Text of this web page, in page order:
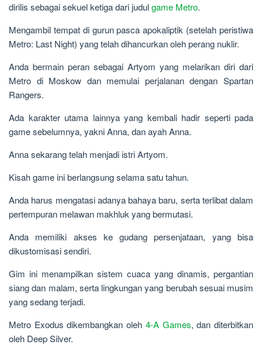
dirilis sebagai sekuel ketiga dari judulgame Metro.
Mengambil tempat di gurun pasca apokaliptik (setelah peristiwa
Metro: Last Night) yang telah dihancurkan oleh perang nuklir.
Anda bermain peran sebagai Artyom yang melarikan diri dari
Metro di Moskow dan memulai perjalanan dengan Spartan
Rangers.
Ada karakter utama lainnya yang kembali hadir seperti pada
game sebelumnya, yakni Anna, dan ayah Anna.
Anna sekarang telah menjadi istri Artyom.
Kisah game ini berlangsung selama satu tahun.
Anda harus mengatasi adanya bahaya baru, serta terlibat dalam
pertempuran melawan makhluk yang bermutasi.
Anda memiliki akses ke gudang persenjataan, yang bisa
dikustomisasi sendiri.
Gim ini menampilkan sistem cuaca yang dinamis, pergantian
siang dan malam, serta lingkungan yang berubah sesuai musim
yang sedang terjadi.
Metro Exodus dikembangkan oleh 4-A Games, dan diterbitkan
oleh Deep Silver.